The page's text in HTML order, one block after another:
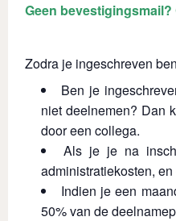
Geen
Zodra je ingeschreven
Ben je
niet deelnemen? Dan
door een collega.
Als je je na
administratiekosten,
Indien je een
50% van de